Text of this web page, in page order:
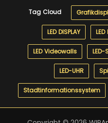
Tag Cloud
LED DISPLAY
LED Videowalls
LED-UHR
Stadtinformationssystem